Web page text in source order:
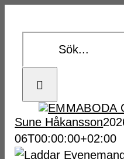
Sune Håkansson
06T00:00:00+02:00